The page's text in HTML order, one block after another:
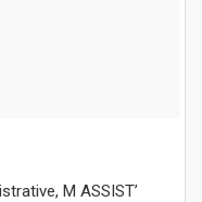
M ASSIST’